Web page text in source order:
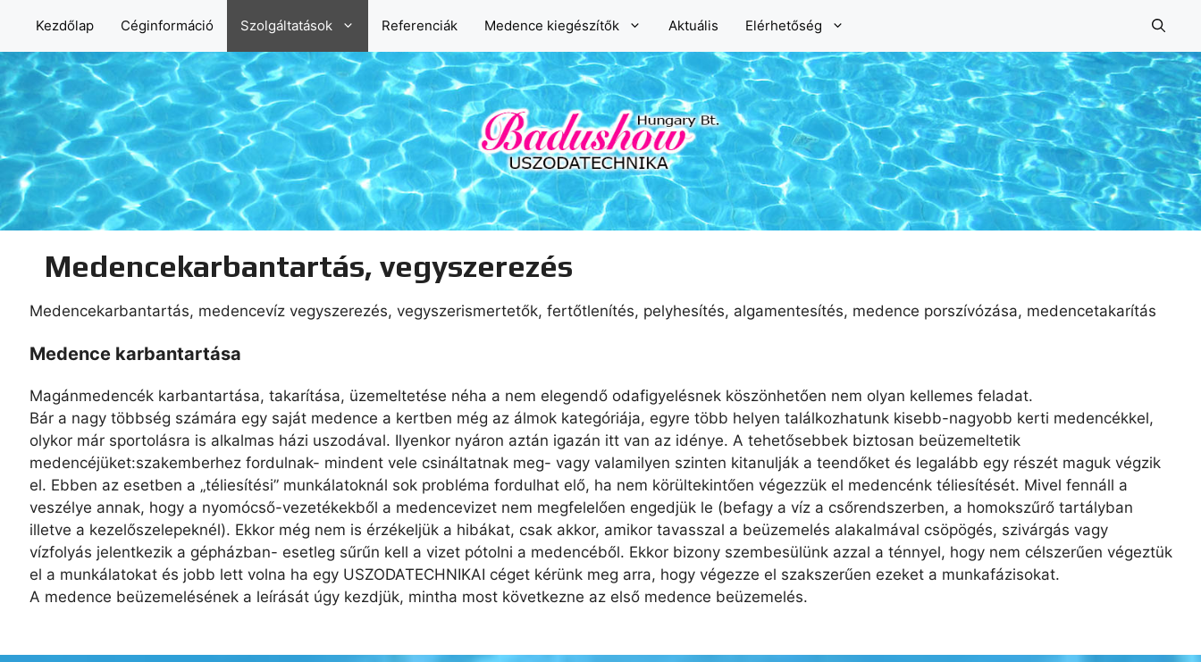
tartalomba
Kezdőlap Céginformáció Szolgáltatások Referenciák Medence kiegészítők Aktuális Elérhetőség
Medencekarbantartás, vegyszerezés
Medencekarbantartás, medencevíz vegyszerezés, vegyszerismertetők, fertőtlenítés, pelyhesítés, algamentesítés, medence porszívózása, medencetakarítás
Medence karbantartása
Magánmedencék karbantartása, takarítása, üzemeltetése néha a nem elegendő odafigyelésnek köszönhetően nem olyan kellemes feladat.
Bár a nagy többség számára egy saját medence a kertben még az álmok kategóriája, egyre több helyen találkozhatunk kisebb-nagyobb kerti medencékkel,
olykor már sportolásra is alkalmas házi uszodával. Ilyenkor nyáron aztán igazán itt van az idénye. A tehetősebbek biztosan beüzemeltetik
medencéjüket:szakemberhez fordulnak- mindent vele csináltatnak meg- vagy valamilyen szinten kitanulják a teendőket és legalább egy részét maguk végzik
el. Ebben az esetben a „téliesítési” munkálatoknál sok probléma fordulhat elő, ha nem körültekintően végezzük el medencénk téliesítését. Mivel fennáll a
veszélye annak, hogy a nyomócső-vezetékekből a medencevizet nem megfelelően engedjük le (befagy a víz a csőrendszerben, a homokszűrő tartályban
illetve a kezelőszelepeknél). Ekkor még nem is érzékeljük a hibákat, csak akkor, amikor tavasszal a beüzemelés alakalmával csöpögés, szivárgás vagy
vízfolyás jelentkezik a gépházban- esetleg sűrűn kell a vizet pótolni a medencéből. Ekkor bizony szembesülünk azzal a ténnyel, hogy nem célszerűen végeztük
el a munkálatokat és jobb lett volna ha egy USZODATECHNIKAI céget kérünk meg arra, hogy végezze el szakszerűen ezeket a munkafázisokat.
A medence beüzemelésének a leírását úgy kezdjük, mintha most következne az első medence beüzemelés.